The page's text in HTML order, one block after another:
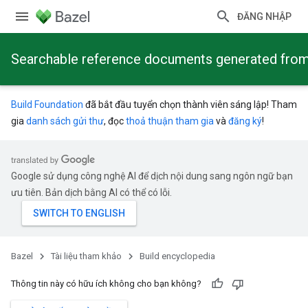
ĐĂNG NHẬP
Searchable reference documents generated
Build Foundation đã bắt đầu tuyển chọn thành viên sáng lập! Tham
gia danh sách gửi thư, đọcthoả thuận tham gia và đăng ký!
Google sử dụng công nghệ AI để dịch nội dung sang ngôn ngữ bạn
ưu tiên. Bản dịch bằng AI có thể có lỗi.
Bazel Tài liệu tham khảo Build encyclopedia
Thông tin này có hữu ích không cho bạn không?